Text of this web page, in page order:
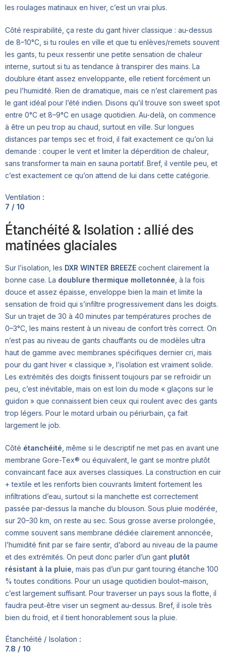
les roulages matinaux en hiver, c’est un vrai plus.
Côté respirabilité, ça reste du gant hiver classique : au-dessus
de 8–10°C, si tu roules en ville et que tu enlèves/remets souvent
les gants, tu peux ressentir une petite sensation de chaleur
interne, surtout si tu as tendance à transpirer des mains. La
doublure étant assez enveloppante, elle retient forcément un
peu l’humidité. Rien de dramatique, mais ce n’est clairement pas
le gant idéal pour l’été indien. Disons qu’il trouve son sweet spot
entre 0°C et 8–9°C en usage quotidien. Au-delà, on commence
à être un peu trop au chaud, surtout en ville. Sur longues
distances par temps sec et froid, il fait exactement ce qu’on lui
demande : couper le vent et limiter la déperdition de chaleur,
sans transformer ta main en sauna portatif. Bref, il ventile peu, et
c’est exactement ce qu’on attend de lui dans cette catégorie.
Ventilation :
7 / 10
Étanchéité & Isolation : allié des
matinées glaciales
Sur l’isolation, les DXR WINTER BREEZE cochent clairement la
bonne case. La doublure thermique molletonnée , à la fois
douce et assez épaisse, enveloppe bien la main et limite la
sensation de froid qui s’infiltre progressivement dans les doigts.
Sur un trajet de 30 à 40 minutes par températures proches de
0–3°C, les mains restent à un niveau de confort très correct. On
n’est pas au niveau de gants chauffants ou de modèles ultra
haut de gamme avec membranes spécifiques dernier cri, mais
pour du gant hiver « classique », l’isolation est vraiment solide.
Les extrémités des doigts finissent toujours par se refroidir un
peu, c’est inévitable, mais on est loin du mode « glaçons sur le
guidon » que connaissent bien ceux qui roulent avec des gants
trop légers. Pour le motard urbain ou périurbain, ça fait
largement le job.
Côté étanchéité , même si le descriptif ne met pas en avant une
membrane Gore-Tex® ou équivalent, le gant se montre plutôt
convaincant face aux averses classiques. La construction en cuir
+ textile et les renforts bien couvrants limitent fortement les
infiltrations d’eau, surtout si la manchette est correctement
passée par-dessus la manche du blouson. Sous pluie modérée,
sur 20–30 km, on reste au sec. Sous grosse averse prolongée,
comme souvent sans membrane dédiée clairement annoncée,
l’humidité finit par se faire sentir, d’abord au niveau de la paume
et des extrémités. On peut donc parler d’un gant plutôt
résistant à la pluie , mais pas d’un pur gant touring étanche 100
% toutes conditions. Pour un usage quotidien boulot–maison,
c’est largement suffisant. Pour traverser un pays sous la flotte, il
faudra peut‑être viser un segment au-dessus. Bref, il isole très
bien du froid, et il tient honorablement sous la pluie.
Étanchéité / Isolation :
7.8 / 10